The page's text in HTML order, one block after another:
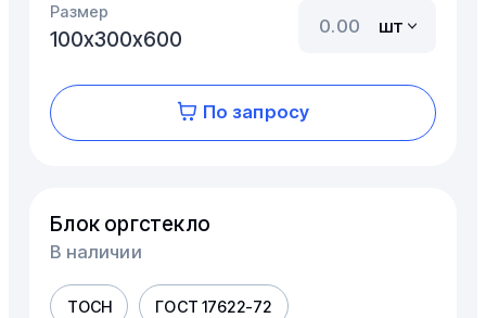
Размер
100х300х600
шт
По запросу
Блок оргстекло
В наличии
ТОСН ГОСТ 17622-72